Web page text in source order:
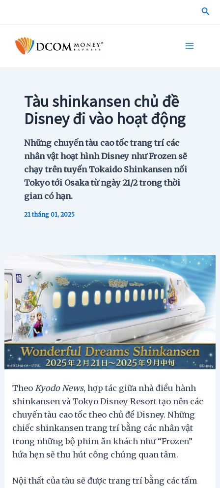
Tàu shinkansen chủ đề
Disney đi vào hoạt động
Những chuyến tàu cao tốc trang trí các
nhân vật hoạt hình Disney như Frozen sẽ
chạy trên tuyến Tokaido Shinkansen nối
Tokyo tới Osaka từ ngày 21/2 trong thời
gian có hạn.
21 tháng 01, 2025
Theo Kyodo News, hợp tác giữa nhà điều hành
shinkansen và Tokyo Disney Resort tạo nên các
chuyến tàu cao tốc theo chủ đề Disney. Những
chiếc shinkansen trang trí bằng các nhân vật
trong những bộ phim ăn khách như “Frozen”
hứa hẹn sẽ thu hút công chúng quan tâm.
Nội thất của tàu sẽ được trang trí bằng các tấm